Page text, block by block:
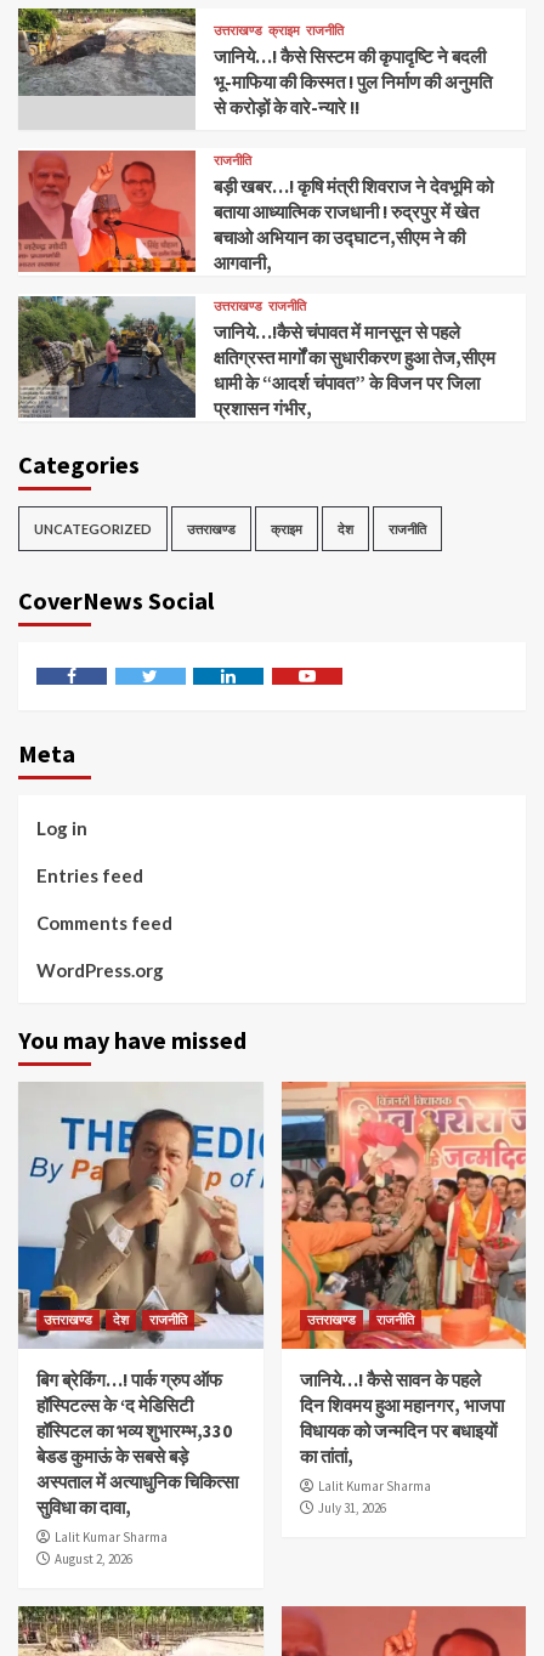
उत्तराखण्ड क्राइम राजनीति
जानिये…! कैसे सिस्टम की कृपादृष्टि ने बदली
भू-माफिया की किस्मत ! पुल निर्माण की अनुमति
से करोड़ों के वारे-न्यारे !!
राजनीति
बड़ी खबर…! कृषि मंत्री शिवराज ने देवभूमि को
बताया आध्यात्मिक राजधानी ! रुद्रपुर में खेत
बचाओ अभियान का उद्घाटन,सीएम ने की
आगवानी,
उत्तराखण्ड राजनीति
जानिये…!कैसे चंपावत में मानसून से पहले
क्षतिग्रस्त मार्गों का सुधारीकरण हुआ तेज,सीएम
धामी के “आदर्श चंपावत” के विजन पर जिला
प्रशासन गंभीर,
Categories
UNCATEGORIZED उत्तराखण्ड क्राइम देश राजनीति
CoverNews Social
Meta
Log in
Entries feed
Comments feed
WordPress.org
You may have missed
उत्तराखण्ड देश राजनीति
बिग ब्रेकिंग…! पार्क ग्रुप ऑफ
हॉस्पिटल्स के ‘द मेडिसिटी
हॉस्पिटल का भव्य शुभारम्भ,330
बेडड कुमाऊं के सबसे बड़े
अस्पताल में अत्याधुनिक चिकित्सा
सुविधा का दावा,
Lalit Kumar Sharma
August 2, 2026
उत्तराखण्ड राजनीति
जानिये…! कैसे सावन के पहले
दिन शिवमय हुआ महानगर, भाजपा
विधायक को जन्मदिन पर बधाइयों
का तांतां,
Lalit Kumar Sharma
July 31, 2026